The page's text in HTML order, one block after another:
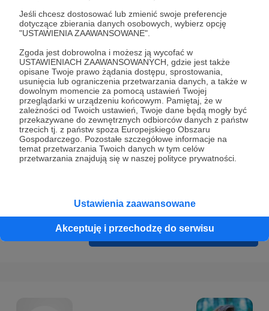
Jeśli chcesz dostosować lub zmienić swoje preferencje
dotyczące zbierania danych osobowych, wybierz opcję
"USTAWIENIA ZAAWANSOWANE".
Zgoda jest dobrowolna i możesz ją wycofać w
USTAWIENIACH ZAAWANSOWANYCH, gdzie jest także
opisane Twoje prawo żądania dostępu, sprostowania,
usunięcia lub ograniczenia przetwarzania danych, a także w
dowolnym momencie za pomocą ustawień Twojej
przeglądarki w urządzeniu końcowym. Pamiętaj, że w
zależności od Twoich ustawień, Twoje dane będą mogły być
przekazywane do zewnętrznych odbiorców danych z państw
trzecich tj. z państw spoza Europejskiego Obszaru
Gospodarczego. Pozostałe szczegółowe informacje na
temat przetwarzania Twoich danych w tym celów
przetwarzania znajdują się w naszej polityce prywatności.
Ustawienia zaawansowane
Akceptuję i przechodzę do serwisu
* Zapoznałem się i akceptujęRegulaminserwisu oraz
Prywatności.
* Wyrażam zgodę na przetwarzanie moich danych
osobowych podanych w formularzu rejestracyjnym w celu
prawidłowego świadczenia usług serwisu Patronite.
Wyrażam zgodę na otrzymywanie drogą elektroniczną
informacji handlowych - newslettera. Opcja ta może zostać
zmieniona w ustawieniach konta.
Cofnij Zarejestruj się i przejdź dalej